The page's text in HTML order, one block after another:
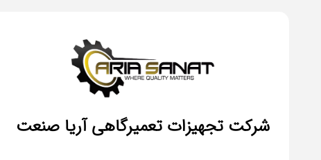
شرکت تجهیزات تعمیرگاهی آریا صنعت